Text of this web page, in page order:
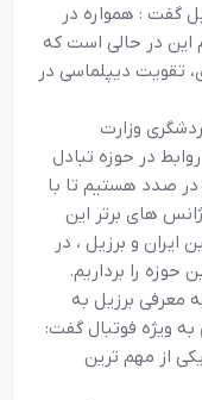
گفت : همواره در
اين در حالي است که
تقويت ديپلماسي در
وزارت
در حوزه تبادل
در صدد هستيم تا با
هاي برتر اين
و برزيل ، در
را برداريم.
معرفي برزيل به
ويژه فوتبال گفت:
از مهم ترين